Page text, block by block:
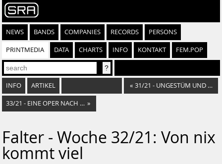
NEWS BANDS COMPANIES RECORDS PERSONS
PRINTMEDIA DATA CHARTS INFO KONTAKT FEM.POP
INFO ARTIKEL « 31/21 - UNGESTÜM UND ZÄRTLICHKEIT
33/21 - EINE OPER NACH REZEPT »
Falter - Woche 32/21: Von nix
kommt viel